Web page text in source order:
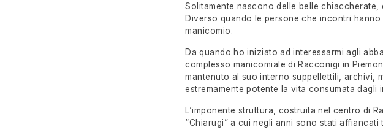
Solitamente nascono delle belle
Diverso quando le persone che incontri
manicomio.
Da quando ho iniziato ad interessarmi agli
complesso manicomiale di Racconigi in
mantenuto al suo interno suppellettili, archivi,
estremamente potente la vita consumata dagli
L’imponente struttura, costruita nel centro di
“Chiarugi” a cui negli anni sono stati